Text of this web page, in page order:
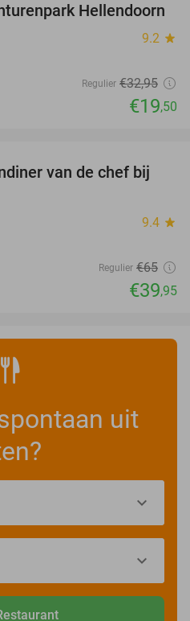
41%
Hellendoorn
9.2 star
Regulier €32,95
€19,50
39%
van de chef bij
9.4 star
Regulier €65
€39,95
uit